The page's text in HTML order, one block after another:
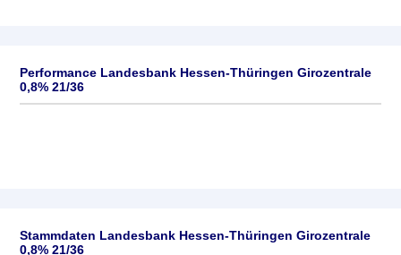
Performance Landesbank Hessen-Thüringen Girozentrale
0,8% 21/36
Stammdaten Landesbank Hessen-Thüringen Girozentrale
0,8% 21/36